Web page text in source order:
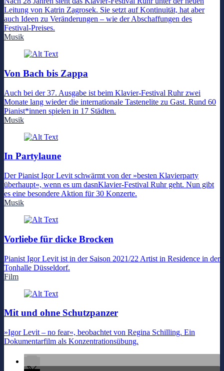
Leitung von Katrin Zagrosek. Sie setzt auf Kontinuität, hat aber
auch Ideen zu Veränderungen – wie der Abschaffungen des
Festival-Preises.
Musik
Von Bach bis Zappa
Auch bei der 37. Ausgabe ist beim Klavier-Festival Ruhr zwei
Monate lang wieder die internationale Tastenelite zu Gast. Rund 60
Pianist*innen spielen in 17 Städten.
Musik
In Partylaune
Der Pianist Igor Levit schwärmt von der »besten Klavierparty
überhaupt«, wenn es um dasnKlavier-Festival Ruhr geht. Nun gibt
es eine besondere Aktion für 30 Konzerte.
Musik
Vorliebe für dicke Brocken
Pianist Igor Levit ist in der Saison 2021/22 Artist in Residence in der
Tonhalle Düsseldorf.
Film
Mit und ohne Schutzpanzer
»Igor Levit – no fear«, beobachtet von Regina Schilling. Ein
Dokumentarfilm als Konzentrationsübung.